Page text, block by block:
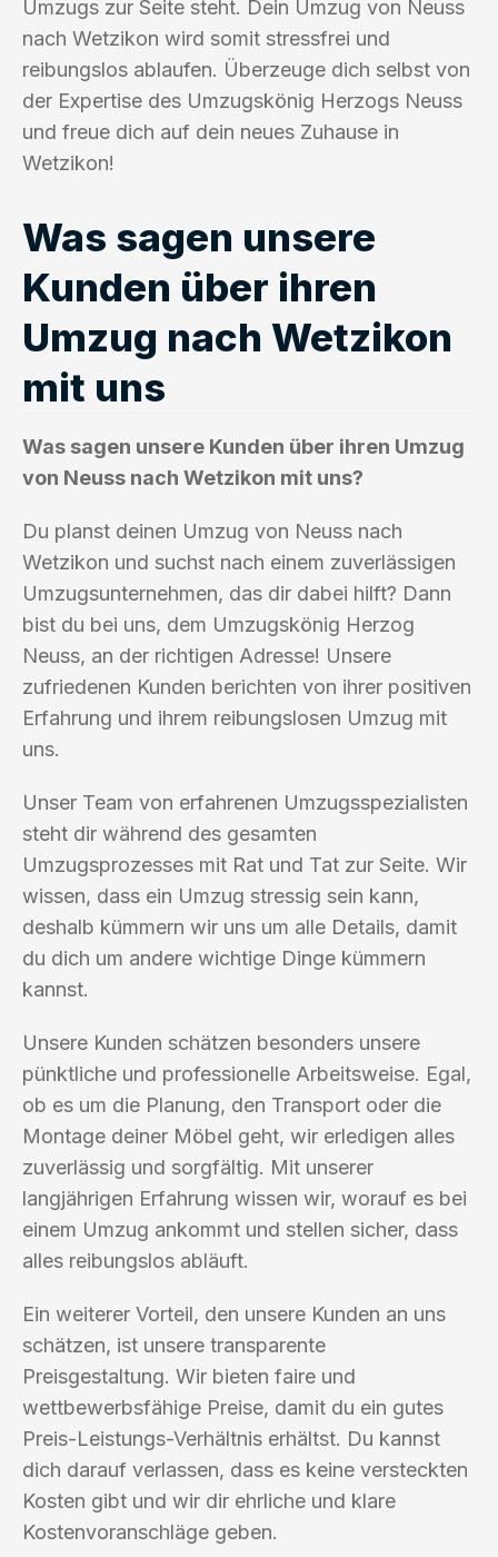
Umzugs zur Seite steht. Dein Umzug von Neuss
nach Wetzikon wird somit stressfrei und
reibungslos ablaufen. Überzeuge dich selbst von
der Expertise des Umzugskönig Herzogs Neuss
und freue dich auf dein neues Zuhause in
Wetzikon!
Was sagen unsere
Kunden über ihren
Umzug nach Wetzikon
mit uns
Was sagen unsere Kunden über ihren Umzug
von Neuss nach Wetzikon mit uns?
Du planst deinen Umzug von Neuss nach
Wetzikon und suchst nach einem zuverlässigen
Umzugsunternehmen, das dir dabei hilft? Dann
bist du bei uns, dem Umzugskönig Herzog
Neuss, an der richtigen Adresse! Unsere
zufriedenen Kunden berichten von ihrer positiven
Erfahrung und ihrem reibungslosen Umzug mit
uns.
Unser Team von erfahrenen Umzugsspezialisten
steht dir während des gesamten
Umzugsprozesses mit Rat und Tat zur Seite. Wir
wissen, dass ein Umzug stressig sein kann,
deshalb kümmern wir uns um alle Details, damit
du dich um andere wichtige Dinge kümmern
kannst.
Unsere Kunden schätzen besonders unsere
pünktliche und professionelle Arbeitsweise. Egal,
ob es um die Planung, den Transport oder die
Montage deiner Möbel geht, wir erledigen alles
zuverlässig und sorgfältig. Mit unserer
langjährigen Erfahrung wissen wir, worauf es bei
einem Umzug ankommt und stellen sicher, dass
alles reibungslos abläuft.
Ein weiterer Vorteil, den unsere Kunden an uns
schätzen, ist unsere transparente
Preisgestaltung. Wir bieten faire und
wettbewerbsfähige Preise, damit du ein gutes
Preis-Leistungs-Verhältnis erhältst. Du kannst
dich darauf verlassen, dass es keine versteckten
Kosten gibt und wir dir ehrliche und klare
Kostenvoranschläge geben.